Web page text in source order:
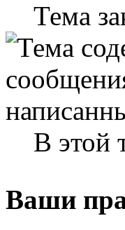
Тема
В этой
Ваши